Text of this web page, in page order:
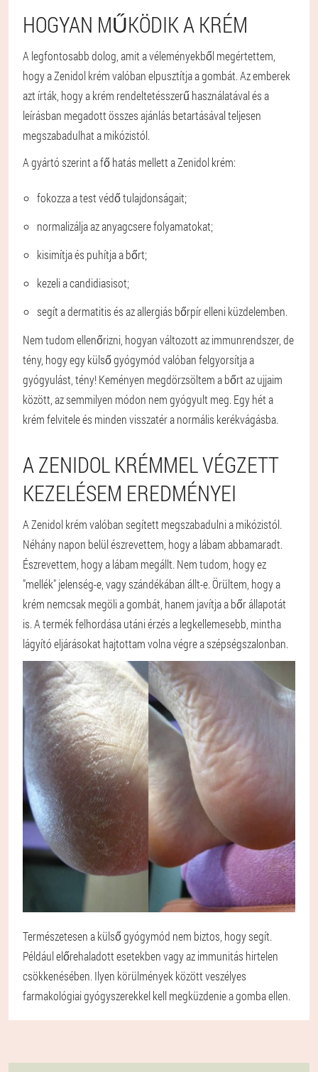
HOGYAN MŰKÖDIK A KRÉM
A legfontosabb dolog, amit a véleményekből megértettem,
hogy a Zenidol krém valóban elpusztítja a gombát. Az emberek
azt írták, hogy a krém rendeltetésszerű használatával és a
leírásban megadott összes ajánlás betartásával teljesen
megszabadulhat a mikózistól.
A gyártó szerint a fő hatás mellett a Zenidol krém:
fokozza a test védő tulajdonságait;
normalizálja az anyagcsere folyamatokat;
kisimítja és puhítja a bőrt;
kezeli a candidiasisot;
segít a dermatitis és az allergiás bőrpír elleni küzdelemben.
Nem tudom ellenőrizni, hogyan változott az immunrendszer, de
tény, hogy egy külső gyógymód valóban felgyorsítja a
gyógyulást, tény! Keményen megdörzsöltem a bőrt az ujjaim
között, az semmilyen módon nem gyógyult meg. Egy hét a
krém felvitele és minden visszatér a normális kerékvágásba.
A ZENIDOL KRÉMMEL VÉGZETT
KEZELÉSEM EREDMÉNYEI
A Zenidol krém valóban segített megszabadulni a mikózistól.
Néhány napon belül észrevettem, hogy a lábam abbamaradt.
Észrevettem, hogy a lábam megállt. Nem tudom, hogy ez
"mellék" jelenség-e, vagy szándékában állt-e. Örültem, hogy a
krém nemcsak megöli a gombát, hanem javítja a bőr állapotát
is. A termék felhordása utáni érzés a legkellemesebb, mintha
lágyító eljárásokat hajtottam volna végre a szépségszalonban.
Természetesen a külső gyógymód nem biztos, hogy segít.
Például előrehaladott esetekben vagy az immunitás hirtelen
csökkenésében. Ilyen körülmények között veszélyes
farmakológiai gyógyszerekkel kell megküzdenie a gomba ellen.